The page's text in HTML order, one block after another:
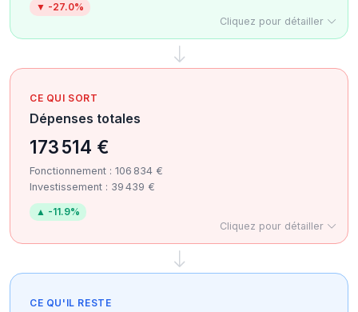
▼ -27.0%
Cliquez pour détailler
CE QUI SORT
Dépenses totales
173 514 €
Fonctionnement : 106 834 €
Investissement : 39 439 €
▲ -11.9%
Cliquez pour détailler
CE QU'IL RESTE